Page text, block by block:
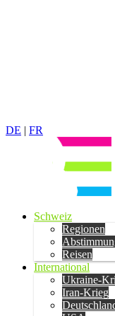
DE | FR
Schweiz
Regionen
Reisen
International
Ukraine-
Iran-Krieg